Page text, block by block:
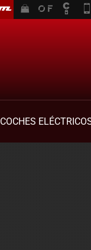
COCHES